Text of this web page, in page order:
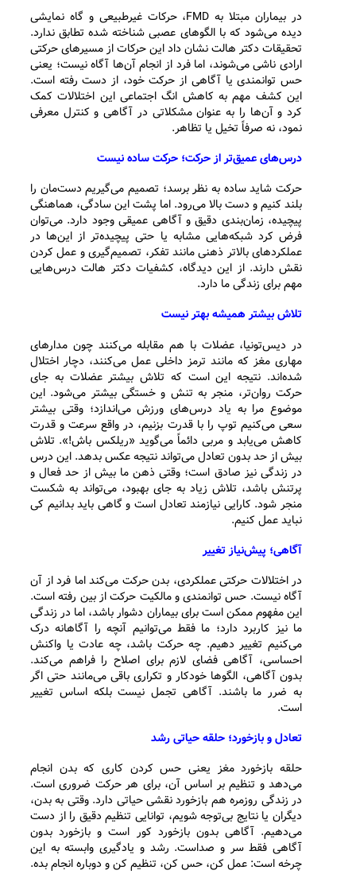
در بیماران مبتلا به FMD، حرکات غیرطبیعی و گاه نمایشی
دیده می‌شود که با الگوهای عصبی شناخته شده تطابق ندارد.
تحقیقات دکتر هالت نشان داد این حرکات از مسیرهای حرکتی
ارادی ناشی می‌شوند، اما فرد از انجام آن‌ها آگاه نیست؛ یعنی
حس توانمندی یا آگاهی از حرکت خود، از دست رفته است.
این کشف مهم به کاهش انگ اجتماعی این اختلالات کمک
کرد و آن‌ها را به عنوان مشکلاتی در آگاهی و کنترل معرفی
نمود، نه صرفاً تخیل یا تظاهر.
درس‌های عمیق‌تر از حرکت؛ حرکت ساده نیست
حرکت شاید ساده به نظر برسد؛ تصمیم می‌گیریم دست‌مان را
بلند کنیم و دست بالا می‌رود. اما پشت این سادگی، هماهنگی
پیچیده، زمان‌بندی دقیق و آگاهی عمیقی وجود دارد. می‌توان
فرض کرد شبکه‌هایی مشابه یا حتی پیچیده‌تر از این‌ها در
عملکردهای بالاتر ذهنی مانند تفکر، تصمیم‌گیری و عمل کردن
نقش دارند. از این دیدگاه، کشفیات دکتر هالت درس‌هایی
مهم برای زندگی ما دارد.
تلاش بیشتر همیشه بهتر نیست
در دیس‌تونیا، عضلات با هم مقابله می‌کنند چون مدارهای
مهاری مغز که مانند ترمز داخلی عمل می‌کنند، دچار اختلال
شده‌اند. نتیجه این است که تلاش بیشتر عضلات به جای
حرکت روان‌تر، منجر به تنش و خستگی بیشتر می‌شود. این
موضوع مرا به یاد درس‌های ورزش می‌اندازد؛ وقتی بیشتر
سعی می‌کنیم توپ را با قدرت بزنیم، در واقع سرعت و قدرت
کاهش می‌یابد و مربی دائماً می‌گوید «ریلکس باش!». تلاش
بیش از حد بدون تعادل می‌تواند نتیجه عکس بدهد. این درس
در زندگی نیز صادق است؛ وقتی ذهن ما بیش از حد فعال و
پرتنش باشد، تلاش زیاد به جای بهبود، می‌تواند به شکست
منجر شود. کارایی نیازمند تعادل است و گاهی باید بدانیم کی
نباید عمل کنیم.
آگاهی؛ پیش‌نیاز تغییر
در اختلالات حرکتی عملکردی، بدن حرکت می‌کند اما فرد از آن
آگاه نیست. حس توانمندی و مالکیت حرکت از بین رفته است.
این مفهوم ممکن است برای بیماران دشوار باشد، اما در زندگی
ما نیز کاربرد دارد؛ ما فقط می‌توانیم آنچه را آگاهانه درک
می‌کنیم تغییر دهیم. چه حرکت باشد، چه عادت یا واکنش
احساسی، آگاهی فضای لازم برای اصلاح را فراهم می‌کند.
بدون آگاهی، الگوها خودکار و تکراری باقی می‌مانند حتی اگر
به ضرر ما باشند. آگاهی تجمل نیست بلکه اساس تغییر
است.
تعادل و بازخورد؛ حلقه حیاتی رشد
حلقه بازخورد مغز یعنی حس کردن کاری که بدن انجام
می‌دهد و تنظیم بر اساس آن، برای هر حرکت ضروری است.
در زندگی روزمره هم بازخورد نقشی حیاتی دارد. وقتی به بدن،
دیگران یا نتایج بی‌توجه شویم، توانایی تنظیم دقیق را از دست
می‌دهیم. آگاهی بدون بازخورد کور است و بازخورد بدون
آگاهی فقط سر و صداست. رشد و یادگیری وابسته به این
چرخه است: عمل کن، حس کن، تنظیم کن و دوباره انجام بده.